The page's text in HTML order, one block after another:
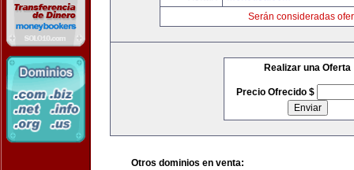
Serán consideradas
Realizar una Oferta
Precio Ofrecido $
Otros dominios en venta: